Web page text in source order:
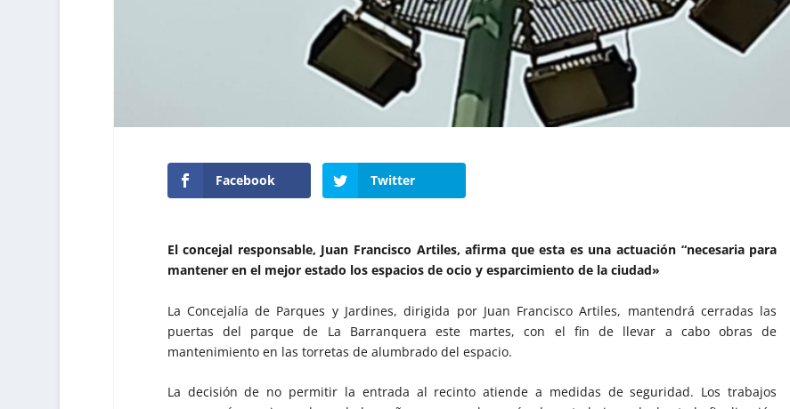
Facebook Twitter
El concejal responsable, Juan Francisco Artiles, afirma que esta es una actuación “necesaria para
mantener en el mejor estado los espacios de ocio y esparcimiento de la ciudad»
La Concejalía de Parques y Jardines, dirigida por Juan Francisco Artiles, mantendrá cerradas las
puertas del parque de La Barranquera este martes, con el fin de llevar a cabo obras de
mantenimiento en las torretas de alumbrado del espacio.
La decisión de no permitir la entrada al recinto atiende a medidas de seguridad. Los trabajos